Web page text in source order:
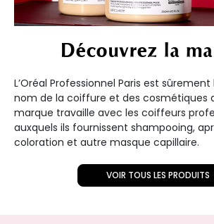
Découvrez la
L’Oréal Professionnel Paris est
nom de la coiffure et des cosmétiques
marque travaille avec les coiffeurs
auxquels ils fournissent shampooing,
coloration et autre masque capillaire.
VOIR TOUS LES PRODUITS